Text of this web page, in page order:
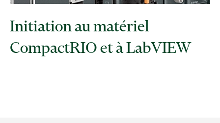
Initiation au matériel